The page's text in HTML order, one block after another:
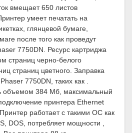
вмещает 650 листов
умеет печатать на
глянцевой бумаге,
после того как проведут
7750DN. Ресурс картриджа
страниц черно-белого
страниц цветного. Заправка
7750DN, таких как .
объемом 384 Мб, максимальный
принтера Ethernet
работает c такими ОС как
DOS, потребляет мощности ,